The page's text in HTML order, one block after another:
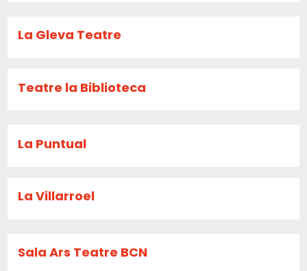
La Gleva Teatre
Teatre la Biblioteca
La Puntual
La Villarroel
Sala Ars Teatre BCN